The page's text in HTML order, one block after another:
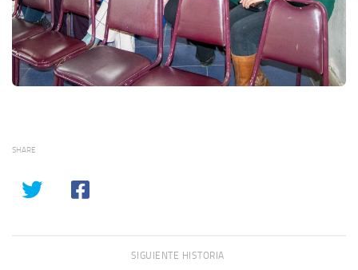
SHARE
SIGUIENTE HISTORIA